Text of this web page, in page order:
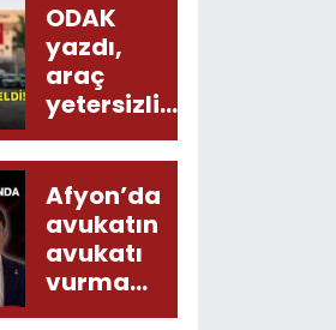
ODAK
yazdı,
araç
yetersizliği
gündeme
geldi!
Emniyete
4,5 milyon
liralık
destek
Afyon’da
avukatın
avukatı
vurma
olayında